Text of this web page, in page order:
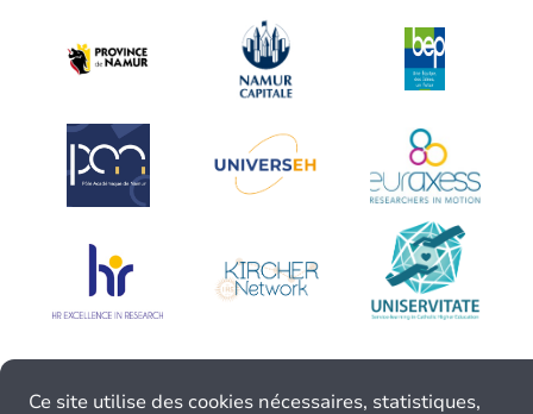
Ce site utilise des cookies nécessaires, statistiques,